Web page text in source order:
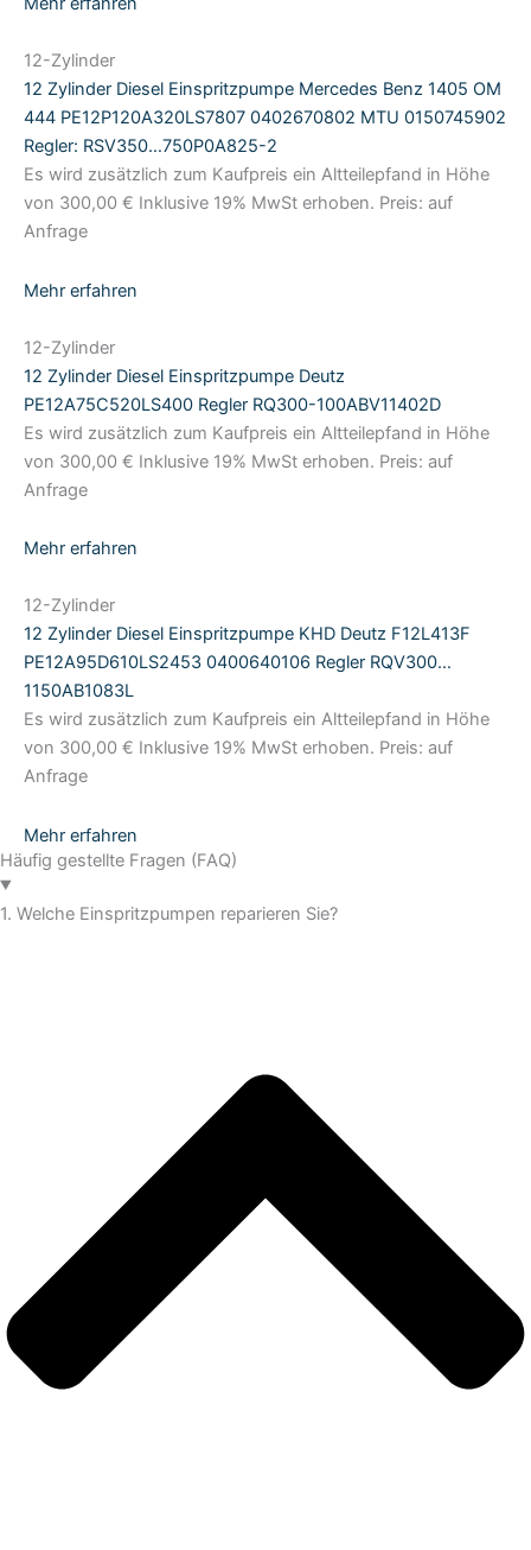
12-Zylinder
12 Zylinder Diesel Einspritzpumpe Mercedes Benz 1405 OM
444 PE12P120A320LS7807 0402670802 MTU 0150745902
Regler: RSV350…750P0A825-2
Es wird zusätzlich zum Kaufpreis ein Altteilepfand in Höhe
von 300,00 € Inklusive 19% MwSt erhoben. Preis: auf
Anfrage
Mehr erfahren
12-Zylinder
12 Zylinder Diesel Einspritzpumpe Deutz
PE12A75C520LS400 Regler RQ300-100ABV11402D
Es wird zusätzlich zum Kaufpreis ein Altteilepfand in Höhe
von 300,00 € Inklusive 19% MwSt erhoben. Preis: auf
Anfrage
Mehr erfahren
12-Zylinder
12 Zylinder Diesel Einspritzpumpe KHD Deutz F12L413F
PE12A95D610LS2453 0400640106 Regler RQV300…
1150AB1083L
Es wird zusätzlich zum Kaufpreis ein Altteilepfand in Höhe
von 300,00 € Inklusive 19% MwSt erhoben. Preis: auf
Anfrage
Mehr erfahren
Häufig gestellte Fragen (FAQ)
1. Welche Einspritzpumpen reparieren Sie?